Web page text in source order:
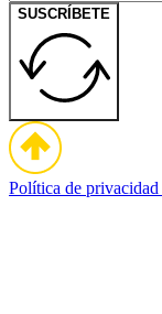
SUSCRÍBETE
Política de privacidad